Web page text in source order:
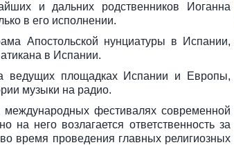
и дальних родственников Иоганна
в его исполнении.
Апостольской нунциатуры в Испании,
в Испании.
ведущих площадках Испании и Европы,
музыки на радио.
фестивалях современной
него возлагается ответственность за
время проведения главных религиозных